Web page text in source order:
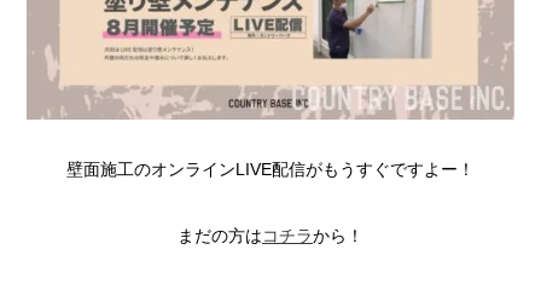
壁面施工のオンラインLIVE配信がもうすぐですよー！
まだの方はコチラから！